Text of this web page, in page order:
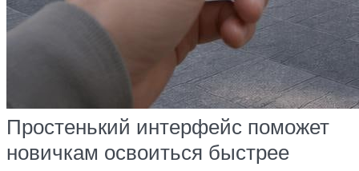
Простенький интерфейс поможет
новичкам освоиться быстрее